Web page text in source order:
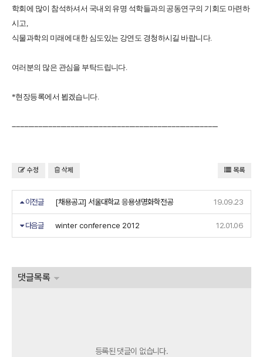
학회에 많이 참석하셔서 국내외 유명 석학들과의 공동연구의 기회도 마련하
시고,
식물과학의 미래에 대한 심도있는 강연도 경청하시길 바랍니다.
여러분의 많은 관심을 부탁드립니다.
*현장등록에서 뵙겠습니다.
------------------------------------------------------------------------------------------------------
수정 삭제 목록
이전글 [채용공고] 서울대학교 응용생명화학전공 19.09.23
다음글 winter conference 2012 12.01.06
댓글목록
등록된 댓글이 없습니다.